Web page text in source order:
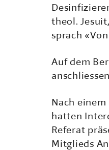
theol.
sprach
Auf dem
Nach
hatten
Referat
Mitglieds